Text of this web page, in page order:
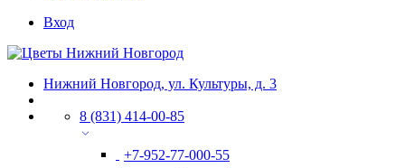
Вход
Нижний Новгород, ул. Культуры, д. 3
8 (831) 414-00-85
+7-952-77-000-55